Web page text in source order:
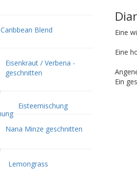
Caribbean Blend
Eisenkraut / Verbena -
geschnitten
Eisteemischung
Nana Minze geschnitten
Lemongrass
Eine
Eine
Ein